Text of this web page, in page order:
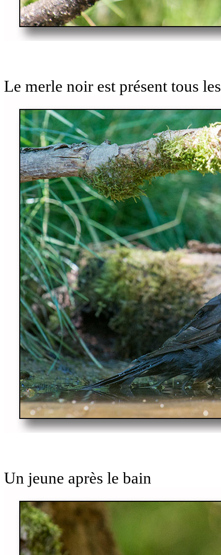
Le merle noir est présent tous
Un jeune après le bain